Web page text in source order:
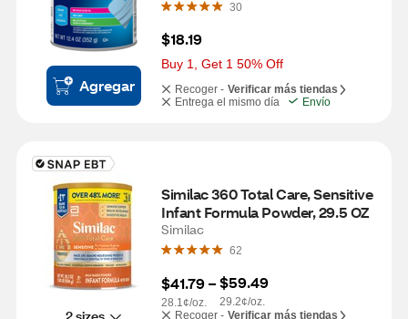
Agregar
30
$18.19
Buy 1, Get 1 50% Off
Recoger - Verificar más tiendas
Entrega el mismo día
Envío
Similac 360 Total Care, Sensitive
Infant Formula Powder, 29.5 OZ
Similac
62
$41.79 –
28.1¢/oz.
$59.49
29.2¢/oz.
Recoger - Verificar más tiendas